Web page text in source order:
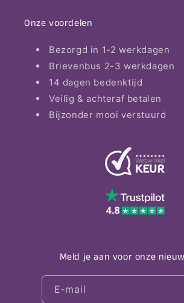
Onze voordelen
Bezorgd in 1-2 werkdagen
Brievenbus 2-3 werkdagen
14 dagen bedenktijd
Veilig & achteraf betalen
Bijzonder mooi verstuurd
Meld je aan voor onze
E‑mail